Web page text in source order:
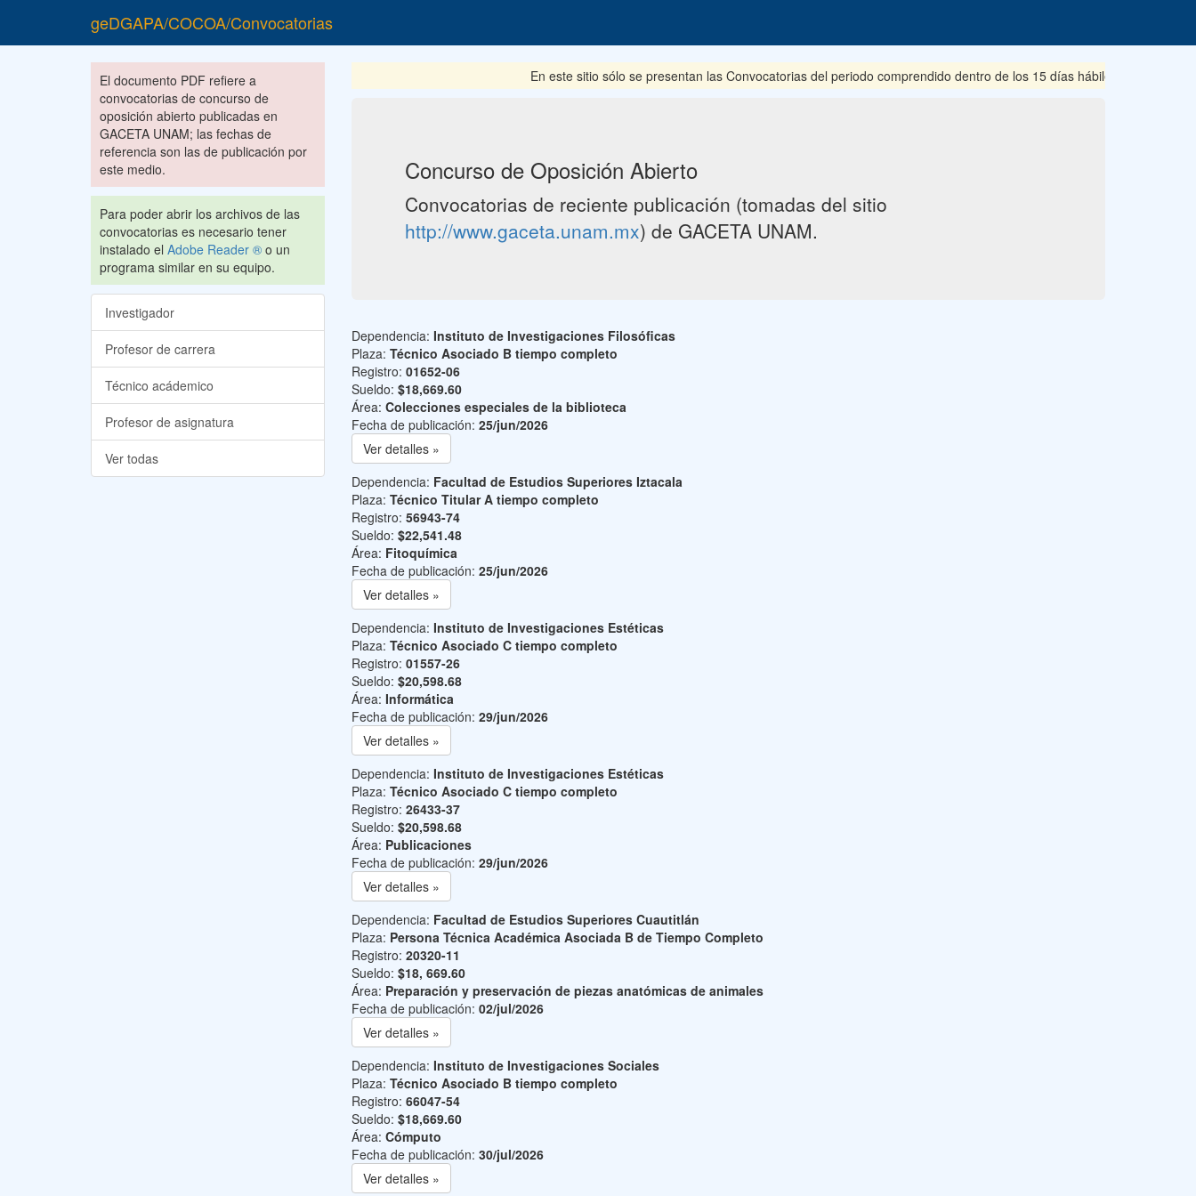
geDGAPA/COCOA/Convocatorias
El documento PDF refiere a
convocatorias de concurso de
oposición abierto publicadas en
GACETA UNAM; las fechas de
referencia son las de publicación por
este medio.
Para poder abrir los archivos de las
convocatorias es necesario tener
instalado el Adobe Reader ® o un
programa similar en su equipo.
Investigador
Profesor de carrera
Técnico acádemico
Profesor de asignatura
Ver todas
En este sitio sólo se presentan las Convocatorias del periodo comprendido dentro de los 15 días hábiles posteriores a
Concurso de Oposición Abierto
Convocatorias de reciente publicación (tomadas del sitio
http://www.gaceta.unam.mx) de GACETA UNAM.
Dependencia: Instituto de Investigaciones Filosóficas
Plaza: Técnico Asociado B tiempo completo
Registro: 01652-06
Sueldo: $18,669.60
Área: Colecciones especiales de la biblioteca
Fecha de publicación: 25/jun/2026
Ver detalles »
Dependencia: Facultad de Estudios Superiores Iztacala
Plaza: Técnico Titular A tiempo completo
Registro: 56943-74
Sueldo: $22,541.48
Área: Fitoquímica
Fecha de publicación: 25/jun/2026
Ver detalles »
Dependencia: Instituto de Investigaciones Estéticas
Plaza: Técnico Asociado C tiempo completo
Registro: 01557-26
Sueldo: $20,598.68
Área: Informática
Fecha de publicación: 29/jun/2026
Ver detalles »
Dependencia: Instituto de Investigaciones Estéticas
Plaza: Técnico Asociado C tiempo completo
Registro: 26433-37
Sueldo: $20,598.68
Área: Publicaciones
Fecha de publicación: 29/jun/2026
Ver detalles »
Dependencia: Facultad de Estudios Superiores Cuautitlán
Plaza: Persona Técnica Académica Asociada B de Tiempo Completo
Registro: 20320-11
Sueldo: $18, 669.60
Área: Preparación y preservación de piezas anatómicas de animales
Fecha de publicación: 02/jul/2026
Ver detalles »
Dependencia: Instituto de Investigaciones Sociales
Plaza: Técnico Asociado B tiempo completo
Registro: 66047-54
Sueldo: $18,669.60
Área: Cómputo
Fecha de publicación: 30/jul/2026
Ver detalles »